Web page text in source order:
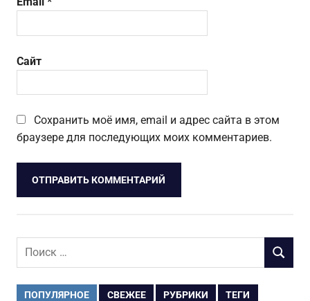
Сайт
Сохранить моё имя, email и адрес сайта в этом
браузере для последующих моих комментариев.
Поиск
ПОИСК
ПОПУЛЯРНОЕ СВЕЖЕЕ РУБРИКИ ТЕГИ